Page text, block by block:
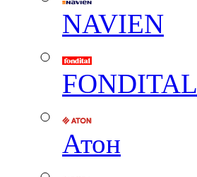
NAVIEN
FONDITAL
Атон